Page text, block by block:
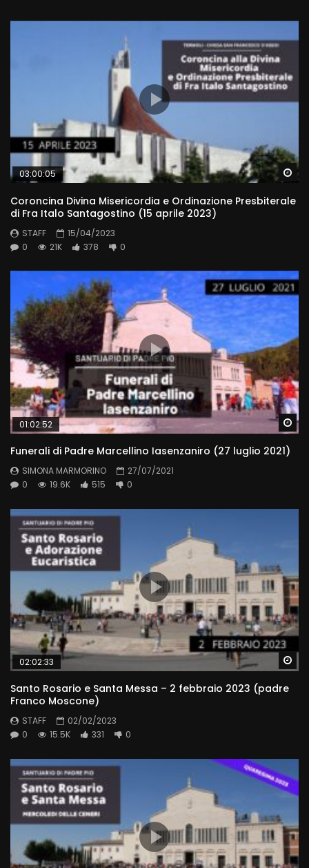
03:00:05
Coroncina Divina Misericordia e Ordinazione Presbiterale
di Fra Italo Santagostino (15 aprile 2023)
STAFF
15/04/2023
0
21K 378 0
01:02:52
Funerali di Padre Marcellino Iasenzaniro (27 luglio 2021)
SIMONA MARMORINO
27/07/2021
0
19.6K 515 0
02:02:33
Santo Rosario e Santa Messa – 2 febbraio 2023 (padre
Franco Moscone)
STAFF
02/02/2023
0
15.5K 331 0